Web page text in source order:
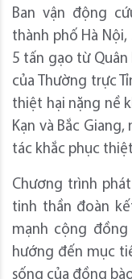
Ban vận động
thành phố Hà
5 tấn gạo từ
của Thường trực
thiệt hại nặng nề
Kạn và Bắc
tác khắc phục
Chương trình
tinh thần đoàn
mạnh cộng đồng
hướng đến mục
sống của đồng